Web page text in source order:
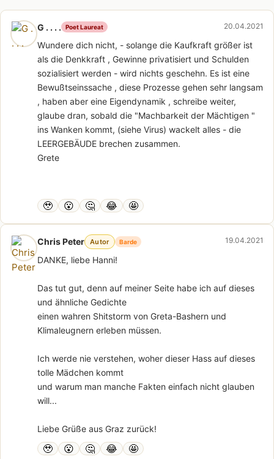
G . . . . Poet Laureat 20.04.2021
Wundere dich nicht, - solange die Kaufkraft größer ist
als die Denkkraft , Gewinne privatisiert und Schulden
sozialisiert werden - wird nichts geschehn. Es ist eine
Bewußtseinssache , diese Prozesse gehen sehr langsam
, haben aber eine Eigendynamik , schreibe weiter,
glaube dran, sobald die "Machbarkeit der Mächtigen "
ins Wanken kommt, (siehe Virus) wackelt alles - die
LEERGEBÄUDE brechen zusammen.
Grete
🥹 😮 🤔 😂 🤩
Chris Peter Autor Barde 19.04.2021
DANKE, liebe Hanni!
Das tut gut, denn auf meiner Seite habe ich auf dieses
und ähnliche Gedichte
einen wahren Shitstorm von Greta-Bashern und
Klimaleugnern erleben müssen.
Ich werde nie verstehen, woher dieser Hass auf dieses
tolle Mädchen kommt
und warum man manche Fakten einfach nicht glauben
will...
Liebe Grüße aus Graz zurück!
🥹 😮 🤔 😂 🤩